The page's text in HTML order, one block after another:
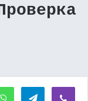
WhatsAppTelegram